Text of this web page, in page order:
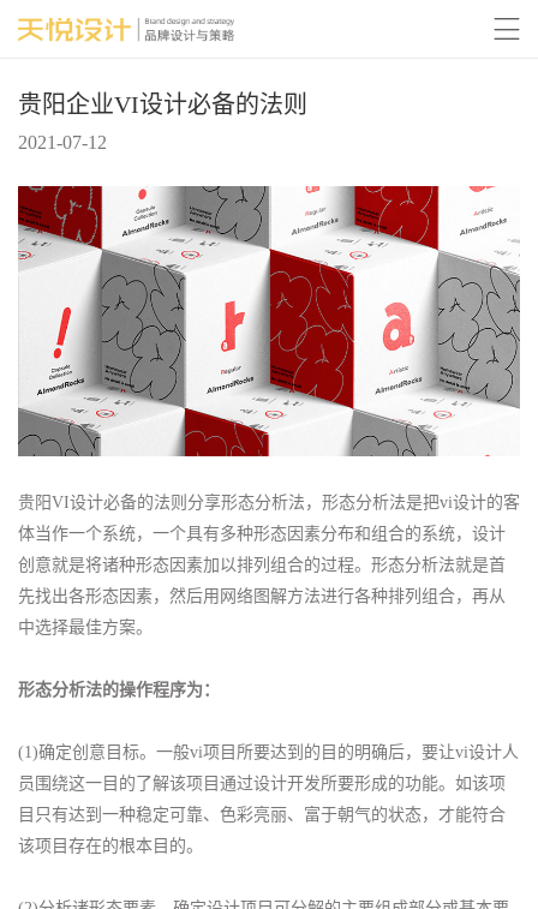

贵阳企业VI设计必备的法则
2021-07-12
贵阳VI设计必备的法则分享形态分析法，形态分析法是把vi设计的客
体当作一个系统，一个具有多种形态因素分布和组合的系统，设计
创意就是将诸种形态因素加以排列组合的过程。形态分析法就是首
先找出各形态因素，然后用网络图解方法进行各种排列组合，再从
中选择最佳方案。
形态分析法的操作程序为：
(1)确定创意目标。一般vi项目所要达到的目的明确后，要让vi设计人
员围绕这一目的了解该项目通过设计开发所要形成的功能。如该项
目只有达到一种稳定可靠、色彩亮丽、富于朝气的状态，才能符合
该项目存在的根本目的。